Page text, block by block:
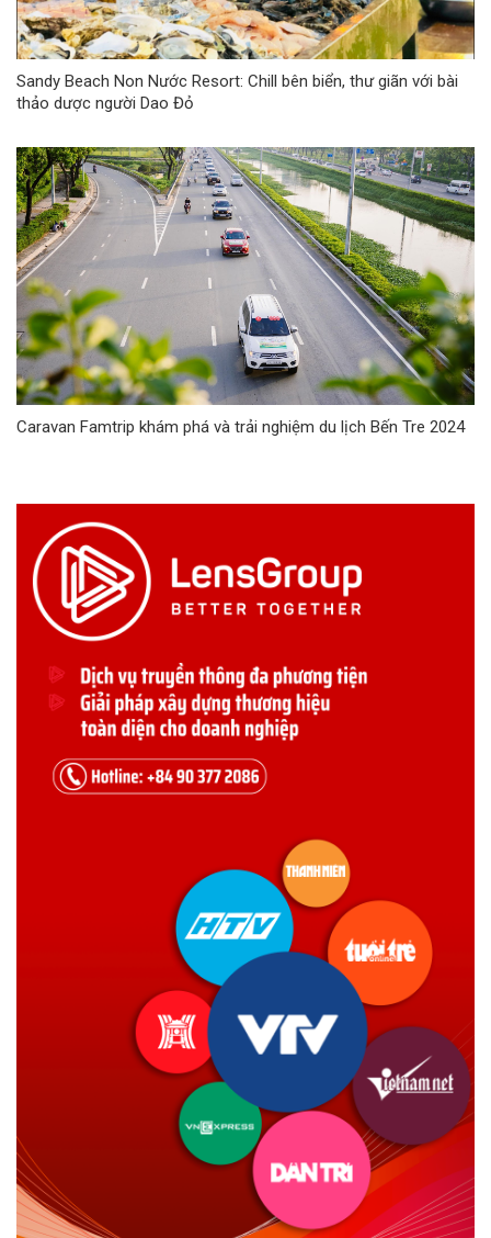
Sandy Beach Non Nước Resort: Chill bên biển, thư giãn với bài
thảo dược người Dao Đỏ
Caravan Famtrip khám phá và trải nghiệm du lịch Bến Tre 2024